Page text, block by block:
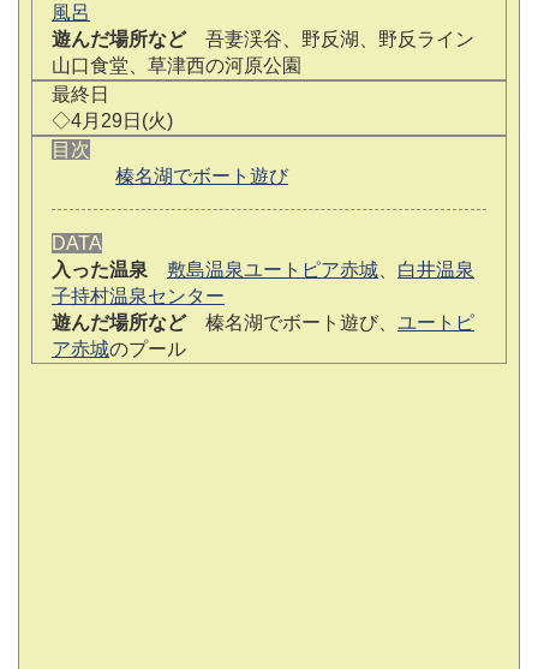
風呂
遊んだ場所など吾妻渓谷、野反湖、野反ライン
山口食堂、草津西の河原公園
最終日
◇4月29日(火)
目次
榛名湖でボート遊び
DATA
入った温泉
敷島温泉ユートピア赤城
白井温泉
子持村温泉センター
遊んだ場所など榛名湖でボート遊び、 ユートピ
ア赤城のプール